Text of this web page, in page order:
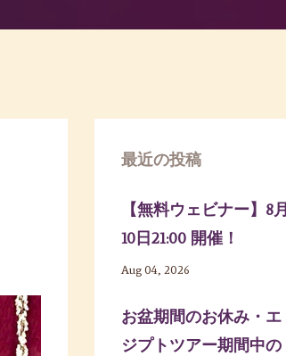
最近の投稿
【無料ウェビナー】8月
10日21:00 開催！
Aug 04, 2026
お盆期間のお休み・エ
ジプトツアー期間中の